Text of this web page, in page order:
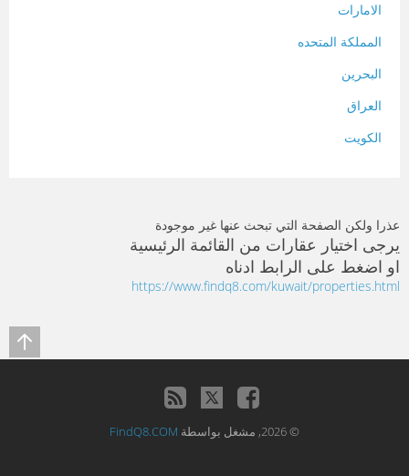
الامارات
المملكة المتحده
البحرين
العراق
الكويت
سلطنة عمان
فلسطين
قطر
تونس
عذرا ولكن الصفحة التي تبحث عنها غير موجودة
يرجى اختيار عقارات من القائمة الرئيسية
او اضغط على الرابط ادناه
https://www.findq8.com/kuwait/properties.html
© 2026, مشغل بواسطة FindQ8.COM